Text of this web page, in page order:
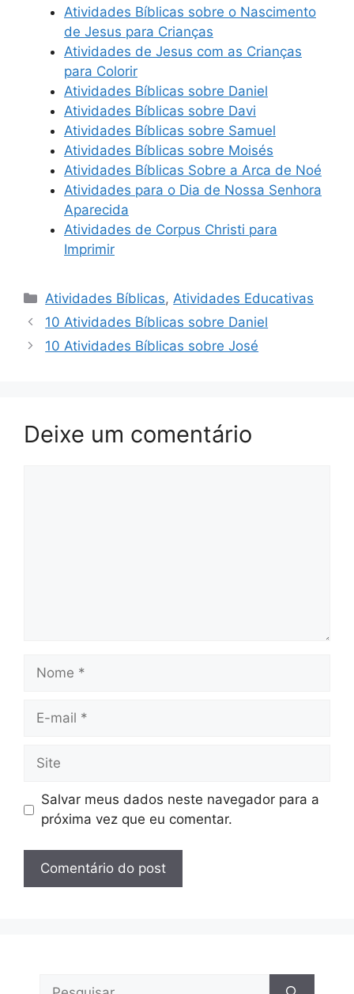
Atividades Bíblicas sobre o Nascimento
de Jesus para Crianças
Atividades de Jesus com as Crianças
para Colorir
Atividades Bíblicas sobre Daniel
Atividades Bíblicas sobre Davi
Atividades Bíblicas sobre Samuel
Atividades Bíblicas sobre Moisés
Atividades Bíblicas Sobre a Arca de Noé
Atividades para o Dia de Nossa Senhora
Aparecida
Atividades de Corpus Christi para
Imprimir
Categorias
Atividades Bíblicas,Atividades Educativas
10 Atividades Bíblicas sobre Daniel
10 Atividades Bíblicas sobre José
Deixe um comentário
Nome
Site
Salvar meus dados neste navegador para a
próxima vez que eu comentar.